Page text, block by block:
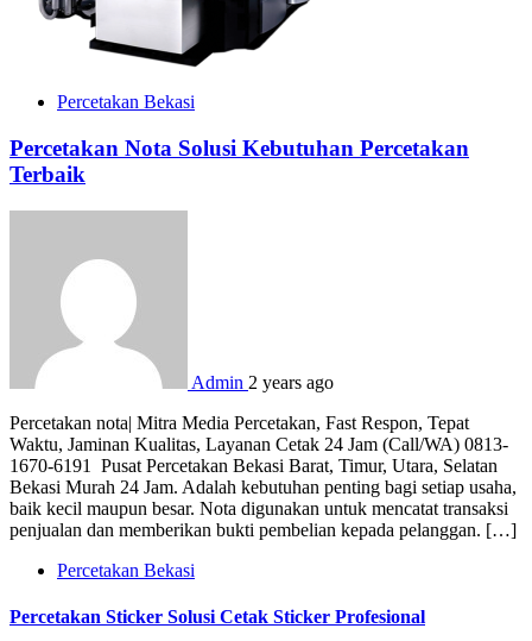
Percetakan Bekasi
Percetakan Nota Solusi Kebutuhan Percetakan
Terbaik
Admin 2 years ago
Percetakan nota| Mitra Media Percetakan, Fast Respon, Tepat
Waktu, Jaminan Kualitas, Layanan Cetak 24 Jam (Call/WA) 0813-
1670-6191 Pusat Percetakan Bekasi Barat, Timur, Utara, Selatan
Bekasi Murah 24 Jam. Adalah kebutuhan penting bagi setiap usaha,
baik kecil maupun besar. Nota digunakan untuk mencatat transaksi
penjualan dan memberikan bukti pembelian kepada pelanggan. […]
Percetakan Bekasi
Percetakan Sticker Solusi Cetak Sticker Profesional